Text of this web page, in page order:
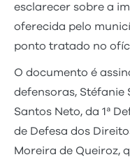
esclarecer sobre a
oferecida pelo
ponto tratado no
O documento é
defensoras, Stéfanie
Santos Neto, da 1ª
de Defesa dos
Moreira de Queiroz,